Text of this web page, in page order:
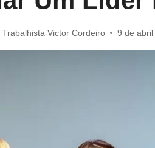
Trabalhista Victor Cordeiro 9 de